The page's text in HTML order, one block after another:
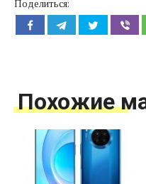
Поделиться:
Похожие